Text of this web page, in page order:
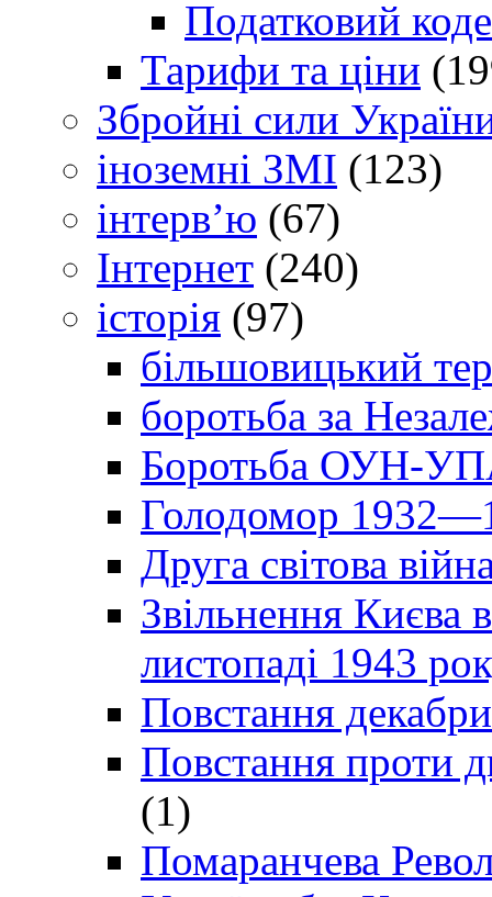
Податковий
Тарифи та ціни
Збройні сили
іноземні ЗМІ (123)
інтерв’ю (67)
Інтернет (240)
історія (97)
більшовицький
боротьба за
Боротьба ОУН-УПА
Голодомор
Друга світова
Звільнення Києва
листопаді 1943
Повстання
Повстання проти
(1)
Помаранчева